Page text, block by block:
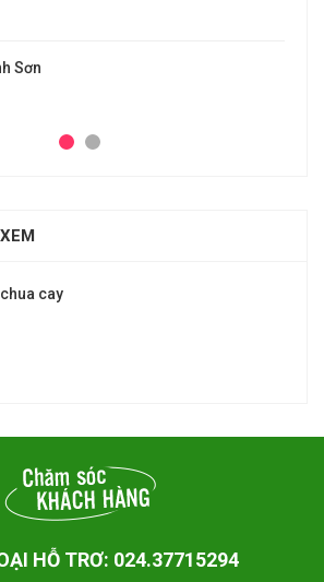
Sơn
cay
HỖ TRƠ: 024.37715294